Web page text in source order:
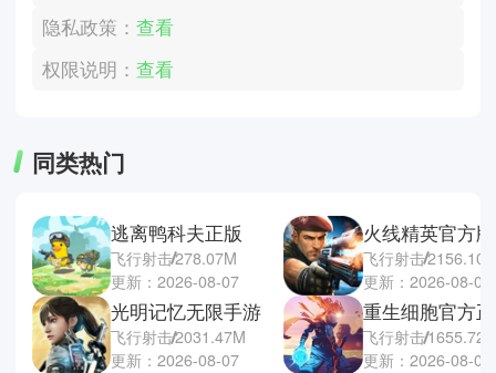
隐私政策：查看
权限说明：查看
同类热门
逃离鸭科夫正版
飞行射击278.07M
更新：2026-08-07
光明记忆无限手游
飞行射击2031.47M
更新：2026-08-07
火线精英官方版
飞行射击
更新：2026-08-06
重生细胞官方
飞行射击
更新：2026-08-06